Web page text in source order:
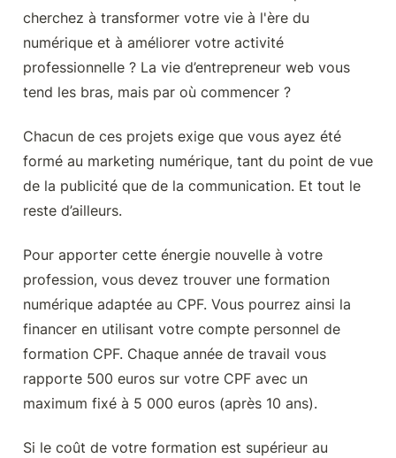
cherchez à transformer votre vie à l'ère du
numérique et à améliorer votre activité
professionnelle ? La vie d’entrepreneur web vous
tend les bras, mais par où commencer ?
Chacun de ces projets exige que vous ayez été
formé au marketing numérique, tant du point de vue
de la publicité que de la communication. Et tout le
reste d’ailleurs.
Pour apporter cette énergie nouvelle à votre
profession, vous devez trouver une formation
numérique adaptée au CPF. Vous pourrez ainsi la
financer en utilisant votre compte personnel de
formation CPF. Chaque année de travail vous
rapporte 500 euros sur votre CPF avec un
maximum fixé à 5 000 euros (après 10 ans).
Si le coût de votre formation est supérieur au